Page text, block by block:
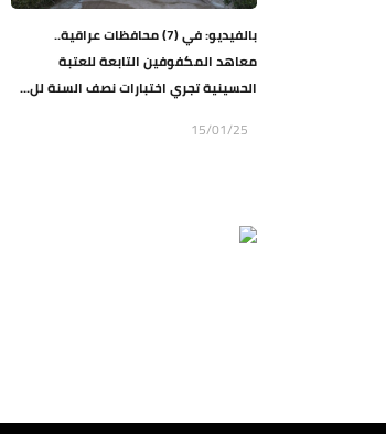
بالفيديو: في (7) محافظات عراقية..
معاهد المكفوفين التابعة للعتبة
الحسينية تجري اختبارات نصف السنة لل...
15/01/25